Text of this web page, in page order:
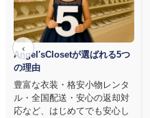
‹
Angel'sClosetが選ばれる5つ
の理由
豊富な衣装・格安小物レンタ
ル・全国配送・安心の返却対
応など、はじめてでも安心し